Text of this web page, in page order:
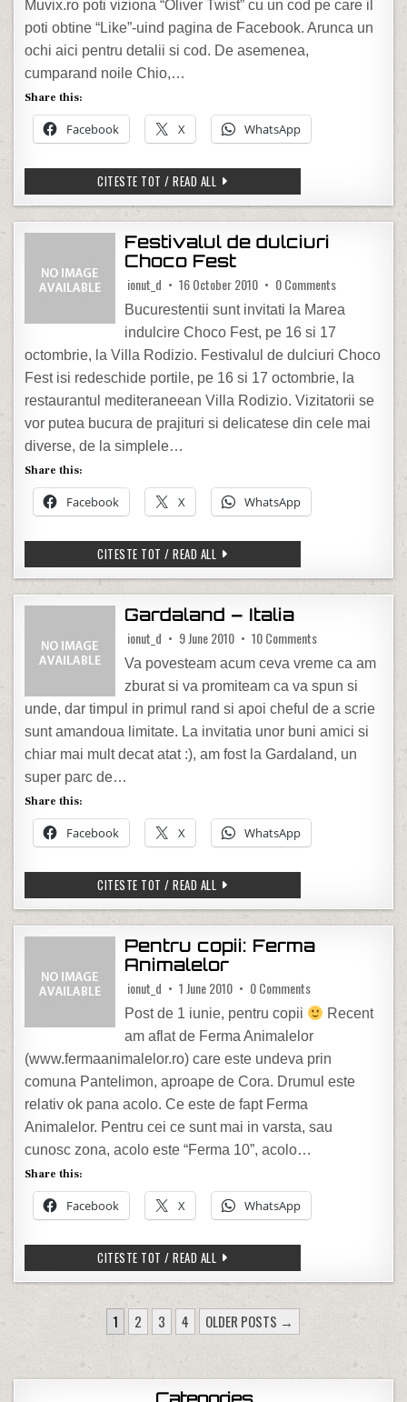
Muvix.ro poti viziona “Oliver Twist” cu un cod pe care il
poti obtine “Like”-uind pagina de Facebook. Arunca un
ochi aici pentru detalii si cod. De asemenea,
cumparand noile Chio,…
Share this:
Facebook X WhatsApp
CITESTE TOT / READ ALL CHIO SI MUVIX.RO TE INVITA LA FILM
Festivalul de dulciuri
Choco Fest
ionut_d 16 October 2010 0 Commentson Festivalul
Bucurestentii sunt invitati la Marea
indulcire Choco Fest, pe 16 si 17
octombrie, la Villa Rodizio. Festivalul de dulciuri Choco
Fest isi redeschide portile, pe 16 si 17 octombrie, la
restaurantul mediteraneean Villa Rodizio. Vizitatorii se
vor putea bucura de prajituri si delicatese din cele mai
diverse, de la simplele…
Share this:
Facebook X WhatsApp
CITESTE TOT / READ ALL FESTIVALUL DE DULCIURI CHOCO FEST
Gardaland – Italia
ionut_d 9 June 2010 10 Commentson Gardaland –
Va povesteam acum ceva vreme ca am
zburat si va promiteam ca va spun si
unde, dar timpul in primul rand si apoi cheful de a scrie
sunt amandoua limitate. La invitatia unor buni amici si
chiar mai mult decat atat :), am fost la Gardaland, un
super parc de…
Share this:
Facebook X WhatsApp
CITESTE TOT / READ ALL GARDALAND – ITALIA
Pentru copii: Ferma
Animalelor
ionut_d 1 June 2010 0 Commentson Pentru copii:
Post de 1 iunie, pentru copii
Recent
am aflat de Ferma Animalelor
(www.fermaanimalelor.ro) care este undeva prin
comuna Pantelimon, aproape de Cora. Drumul este
relativ ok pana acolo. Ce este de fapt Ferma
Animalelor. Pentru cei ce sunt mai in varsta, sau
cunosc zona, acolo este “Ferma 10”, acolo…
Share this:
Facebook X WhatsApp
CITESTE TOT / READ ALL PENTRU COPII: FERMA ANIMALELOR
POSTS PAGINATION
1 2 3 4 OLDER POSTS →